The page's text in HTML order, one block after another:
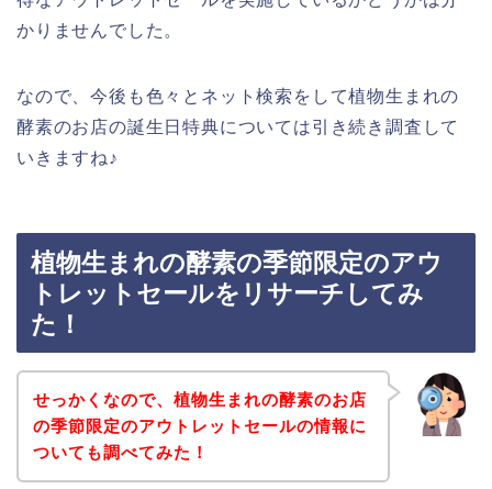
かりませんでした。
なので、今後も色々とネット検索をして植物生まれの
酵素のお店の誕生日特典については引き続き調査して
いきますね♪
植物生まれの酵素の季節限定のアウ
トレットセールをリサーチしてみ
た！
せっかくなので、植物生まれの酵素のお店
の季節限定のアウトレットセールの情報に
ついても調べてみた！